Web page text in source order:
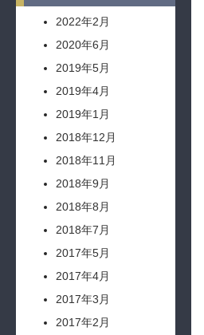
2022年2月
2020年6月
2019年5月
2019年4月
2019年1月
2018年12月
2018年11月
2018年9月
2018年8月
2018年7月
2017年5月
2017年4月
2017年3月
2017年2月